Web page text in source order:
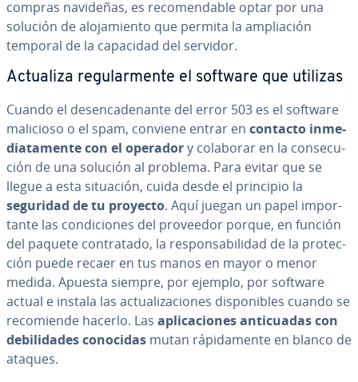
compras navideñas, es re­co­me­n­da­ble optar por una
solución de alo­ja­mie­n­to que permita la am­plia­ción
temporal de la capacidad del servidor.
Actualiza re­gu­la­r­me­n­te el software que utilizas
Cuando el des­en­ca­de­na­n­te del error 503 es el software
malicioso o el spam, conviene entrar en contacto in­me­
dia­ta­me­n­te con el operadory colaborar en la co­n­se­cu­
ción de una solución al problema. Para evitar que se
llegue a esta situación, cuida desde el principio la
seguridad de tu proyecto. Aquí juegan un papel im­po­r­
ta­n­te las co­n­di­cio­nes del proveedor porque, en función
del paquete co­n­tra­ta­do, la re­s­po­n­sa­bi­li­dad de la pro­te­c­
ción puede recaer en tus manos en mayor o menor
medida. Apuesta siempre, por ejemplo, por software
actual e instala las ac­tua­li­za­cio­nes di­s­po­ni­bles cuando se
re­co­mie­n­de hacerlo. Las apli­ca­cio­nes an­ti­cua­das con
de­bi­li­da­des conocidas mutan rá­pi­da­me­n­te en blanco de
ataques.